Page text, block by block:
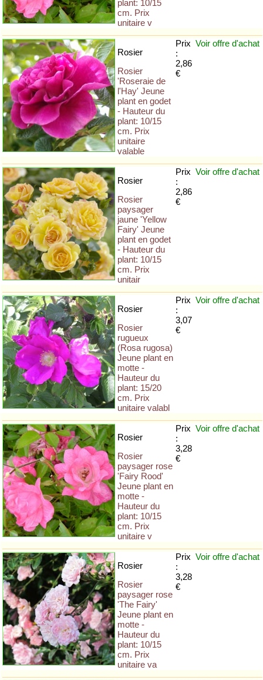
plant: 10/15
cm. Prix
unitaire v
Rosier
Rosier
'Roseraie de
l'Hay' Jeune
plant en godet
- Hauteur du
plant: 10/15
cm. Prix
unitaire
valable
Prix
:
2,86
€
Voir offre d'achat
Rosier
Rosier
paysager
jaune 'Yellow
Fairy' Jeune
plant en godet
- Hauteur du
plant: 10/15
cm. Prix
unitair
Prix
:
2,86
€
Voir offre d'achat
Rosier
Rosier
rugueux
(Rosa rugosa)
Jeune plant en
motte -
Hauteur du
plant: 15/20
cm. Prix
unitaire valabl
Prix
:
3,07
€
Voir offre d'achat
Rosier
Rosier
paysager rose
'Fairy Rood'
Jeune plant en
motte -
Hauteur du
plant: 10/15
cm. Prix
unitaire v
Prix
:
3,28
€
Voir offre d'achat
Rosier
Rosier
paysager rose
'The Fairy'
Jeune plant en
motte -
Hauteur du
plant: 10/15
cm. Prix
unitaire va
Prix
:
3,28
€
Voir offre d'achat